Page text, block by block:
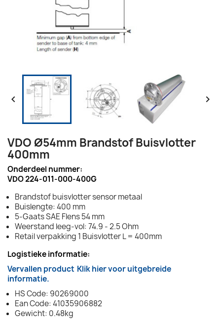
 
VDO Ø54mm Brandstof Buisvlotter
400mm
Onderdeel nummer:
VDO 224-011-000-400G
Brandstof buisvlotter sensor metaal
Buislengte: 400 mm
5-Gaats SAE Flens 54 mm
Weerstand leeg-vol: 74.9 - 2.5 Ohm
Retail verpakking 1 Buisvlotter L = 400mm
Logistieke informatie:
Vervallen product Klik hier voor uitgebreide
informatie.
HS Code: 90269000
Ean Code: 41035906882
Gewicht: 0.48kg